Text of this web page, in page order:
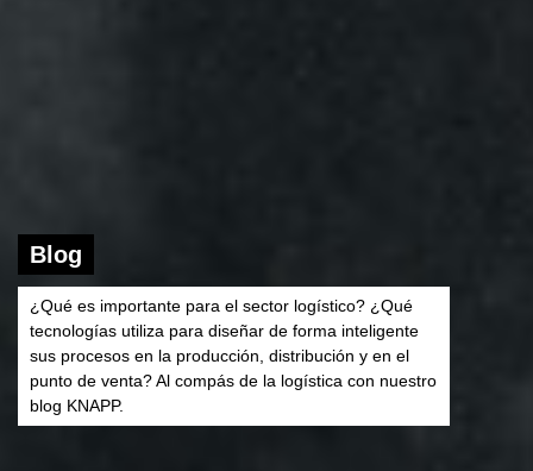
Blog
¿Qué es importante para el sector logístico? ¿Qué
tecnologías utiliza para diseñar de forma inteligente
sus procesos en la producción, distribución y en el
punto de venta? Al compás de la logística con nuestro
blog KNAPP.